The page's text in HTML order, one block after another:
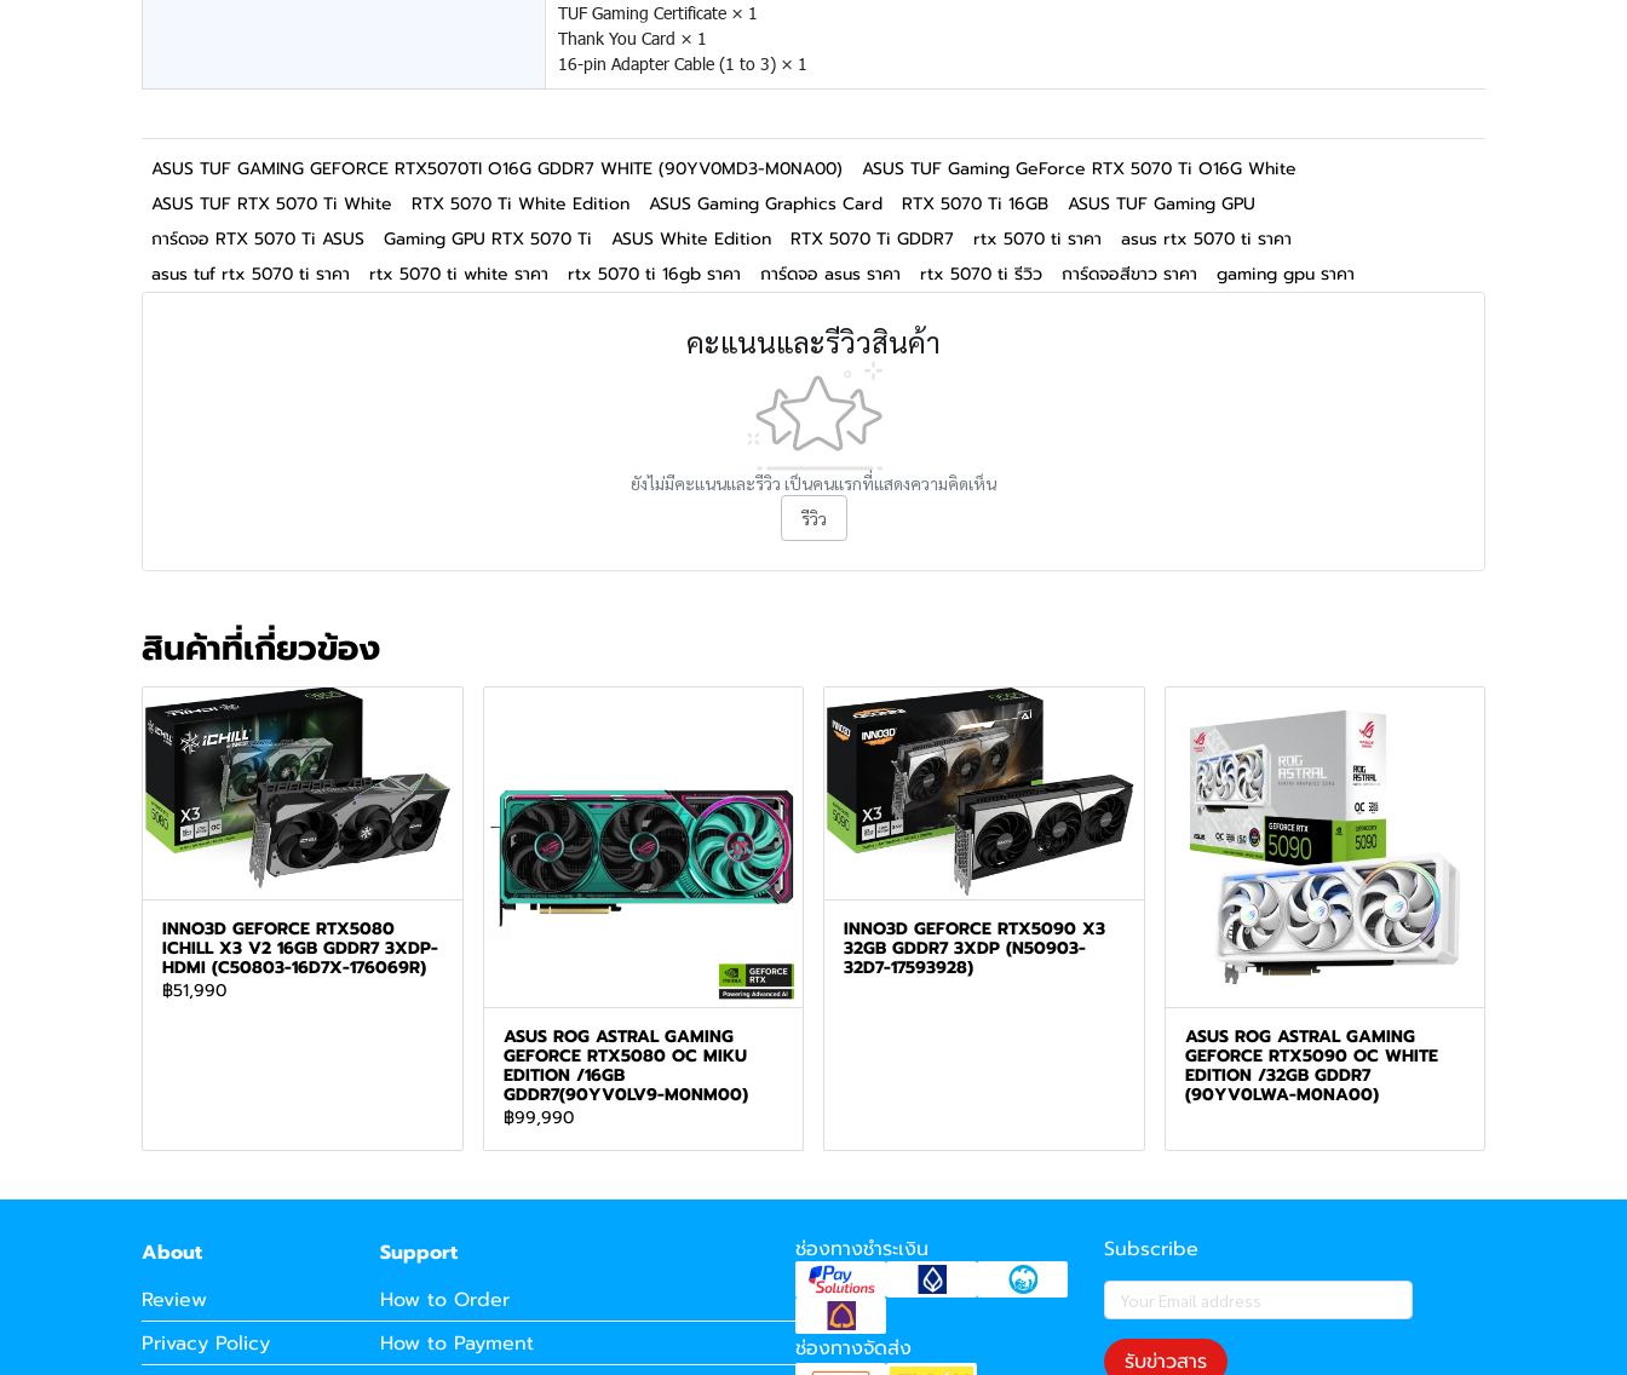
TUF Gaming Certificate × 1
Thank You Card × 1
16-pin Adapter Cable (1 to 3) × 1
ASUS TUF GAMING GEFORCE RTX5070TI O16G GDDR7 WHITE (90YV0MD3-M0NA00)
ASUS TUF Gaming GeForce RTX 5070 Ti O16G White
ASUS TUF RTX 5070 Ti White
RTX 5070 Ti White Edition ASUS Gaming Graphics Card RTX 5070 Ti 16GB
ASUS TUF Gaming GPU
การ์ดจอ RTX 5070 Ti ASUS
Gaming GPU RTX 5070 Ti ASUS White Edition RTX 5070 Ti GDDR7 rtx 5070 ti ราคา
asus rtx 5070 ti ราคา
asus tuf rtx 5070 ti ราคา
rtx 5070 ti white ราคา rtx 5070 ti 16gb ราคา การ์ดจอ asus ราคา rtx 5070 ti รีวิว การ์ดจอสีขาว ราคา gaming gpu ราคา
คะแนนและรีวิวสินค้า
ยังไม่มีคะแนนและรีวิว เป็นคนแรกที่แสดงความคิดเห็น
รีวิว
สินค้าที่เกี่ยวข้อง
INNO3D GEFORCE RTX5080
ICHILL X3 V2 16GB GDDR7 3XDP-
HDMI (C50803-16D7X-176069R)
฿51,990
ASUS ROG ASTRAL GAMING
GEFORCE RTX5080 OC MIKU
EDITION /16GB
GDDR7(90YV0LV9-M0NM00)
฿99,990
INNO3D GEFORCE RTX5090 X3
32GB GDDR7 3XDP (N50903-
32D7-17593928)
ASUS ROG ASTRAL GAMING
GEFORCE RTX5090 OC WHITE
EDITION /32GB GDDR7
(90YV0LWA-M0NA00)
About
Review
Privacy Policy
Support
How to Order
How to Payment
ช่องทางชำระเงิน
ช่องทางจัดส่ง
Subscribe
รับข่าวสาร